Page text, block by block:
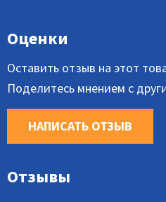
Отзывы
Оценки
Оставить отзыв на этот
Поделитесь мнением с
НАПИСАТЬ ОТЗЫВ